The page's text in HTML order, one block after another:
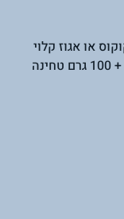
100 גרם קקאו חרובים + 100 גרם טחינה